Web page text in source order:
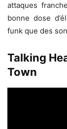
attaques
bonne dose
funk que des
Talking
Town